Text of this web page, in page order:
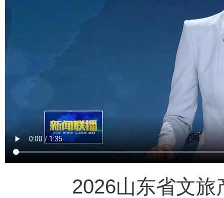
2026山东省文